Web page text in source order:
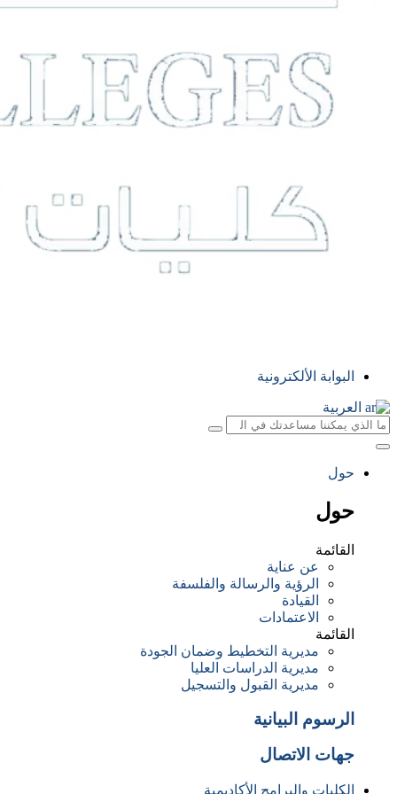
البوابة الألكترونية
العربية
حول
حول
القائمة
عن عناية
الرؤية والرسالة والفلسفة
القيادة
الاعتمادات
القائمة
مديرية التخطيط وضمان الجودة
مديرية الدراسات العليا
مديرية القبول والتسجيل
الرسوم البيانية
جهات الاتصال
الكليات والبرامج الأكاديمية